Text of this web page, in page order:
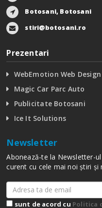
Botosani, Botosani
stiri@botosani.ro
Prezentari
WebEmotion Web Design
Magic Car Parc Auto
Publicitate Botosani
Ice It Solutions
Newsletter
Abonează-te la Newsletter-
curent cu cele mai noi știri și
sunt de acord cu Politica